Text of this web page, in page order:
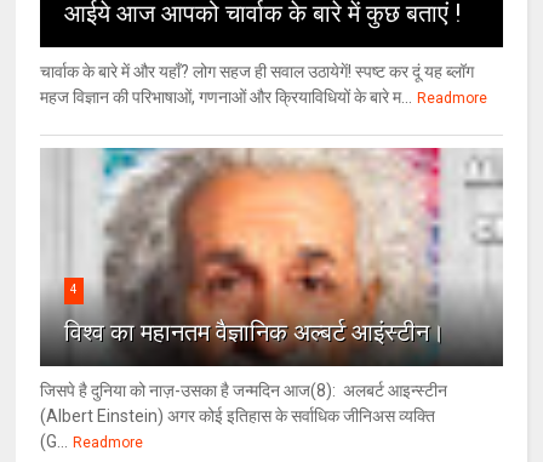
आईये आज आपको चार्वाक के बारे में कुछ बताएं !
चार्वाक के बारे में और यहाँ? लोग सहज ही सवाल उठायेगें! स्पष्ट कर दूं यह ब्लॉग
महज विज्ञान की परिभाषाओं, गणनाओं और क्रियाविधियों के बारे म...
Readmore
4
विश्‍व का महानतम वैज्ञानिक अल्बर्ट आइंस्टीन।
जिसपे है दुनिया को नाज़-उसका है जन्मदिन आज(8): अलबर्ट आइन्स्टीन
(Albert Einstein) अगर कोई इतिहास के सर्वाधिक जीनिअस व्यक्ति
(G...
Readmore